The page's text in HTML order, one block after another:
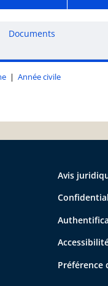
Documents
| Année civile
Avis
Préférence